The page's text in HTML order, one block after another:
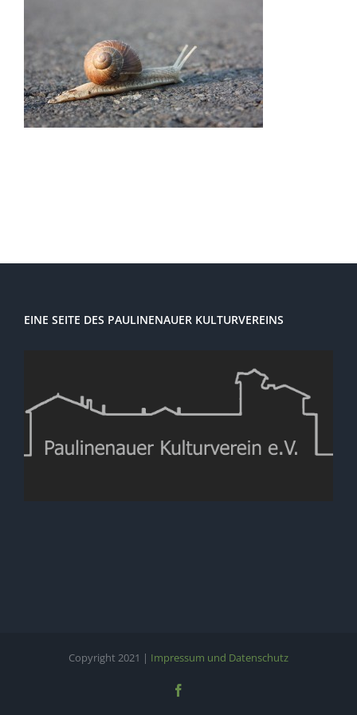
EINE SEITE DES PAULINENAUER KULTURVEREINS
Copyright 2021 | Impressum und Datenschutz